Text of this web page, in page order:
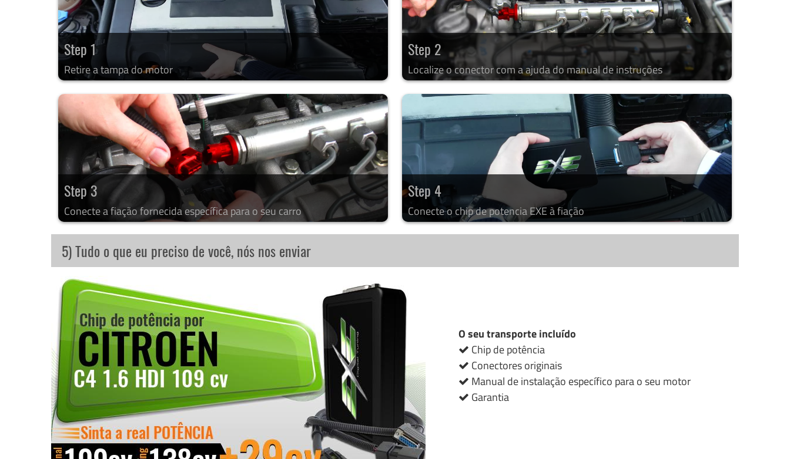
Step 1
Retire a tampa do motor
Step 2
Localize o conector com a ajuda do manual de instruções
Step 3
Conecte a fiação fornecida específica para o seu carro
Step 4
Conecte o chip de potencia EXE à fiação
5) Tudo o que eu preciso de você, nós nos enviar
O seu transporte incluído
Chip de potência
Conectores originais
Manual de instalação específico para o seu motor
Garantia